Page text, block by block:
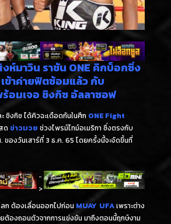
ห์มาวิน ราชัน ONE คิกบ็อกซิ่ง
เข้าค่ายฟิตซ้อมแล้ว กับ
ร้อมเจอ ชิงกิซ อัลลาซอฟ
ชิงกิซ ได้คิวฉะเดือดกันในศึก ONE Fight
ด ข่าวมวย ช่วงไพรม์ไทม์อเมริกา ซึ่งตรงกับ
ของวันเสาร์ที่ 3 ธ.ค. 65 โดยครั้งนี้จะจัดขึ้นที่
-
>
ก ต้องเลื่อนออกไปก่อน MUAY UFAเพราะต่าง
ต้องถอนตัวจากการแข่งขัน มาถึงตอนนี้ฤกษ์งาม